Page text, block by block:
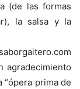
(de las formas
la salsa y la
agradecimiento
prima de